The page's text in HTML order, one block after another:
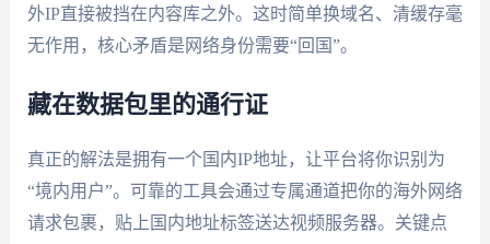
外IP直接被挡在内容库之外。这时简单换域名、清缓存毫
无作用，核心矛盾是网络身份需要“回国”。
藏在数据包里的通行证
真正的解法是拥有一个国内IP地址，让平台将你识别为
“境内用户”。可靠的工具会通过专属通道把你的海外网络
请求包裹，贴上国内地址标签送达视频服务器。关键点